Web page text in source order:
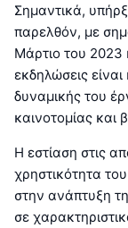
Σημαντικά,
παρελθόν, με
Μάρτιο του 2023
εκδηλώσεις είναι
δυναμικής του
καινοτομίας και
Η εστίαση στις
χρηστικότητα
στην ανάπτυξη
σε